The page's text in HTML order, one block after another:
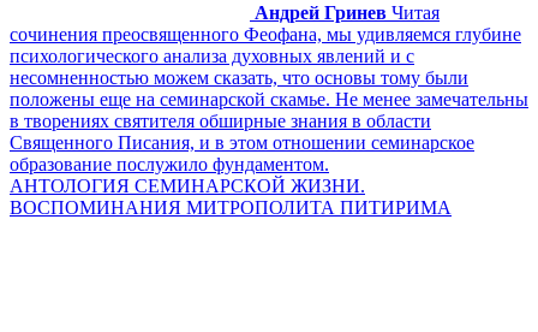
Андрей Гринев Читая
сочинения преосвященного Феофана, мы удивляемся глубине
психологического анализа духовных явлений и с
несомненностью можем сказать, что основы тому были
положены еще на семинарской скамье. Не менее замечательны
в творениях святителя обширные знания в области
Священного Писания, и в этом отношении семинарское
образование послужило фундаментом.
АНТОЛОГИЯ СЕМИНАРСКОЙ ЖИЗНИ.
ВОСПОМИНАНИЯ МИТРОПОЛИТА ПИТИРИМА